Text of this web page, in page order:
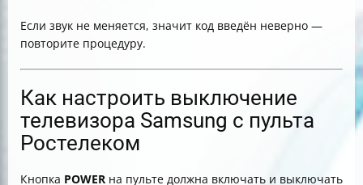
Если звук не меняется, значит код введён неверно —
повторите процедуру.
Как настроить выключение
телевизора Samsung с пульта
Ростелеком
Кнопка POWER на пульте должна включать и выключать